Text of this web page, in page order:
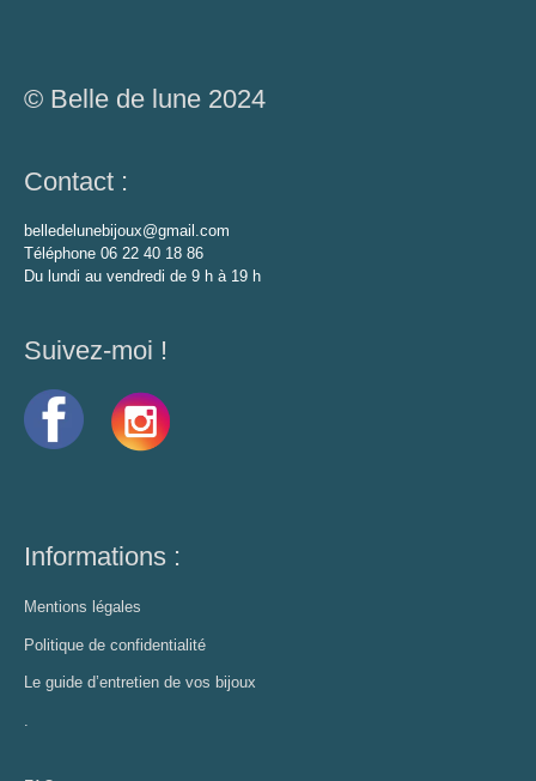
© Belle de lune 2024
Contact :
belledelunebijoux@gmail.com
Téléphone 06 22 40 18 86
Du lundi au vendredi de 9 h à 19 h
Suivez-moi !
Informations :
Mentions légales
Politique de confidentialité
Le guide d’entretien de vos bijoux
.